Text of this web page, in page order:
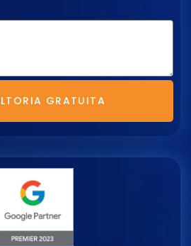
GRATUITA